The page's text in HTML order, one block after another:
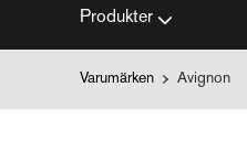
Produkter
Varumärken Avignon